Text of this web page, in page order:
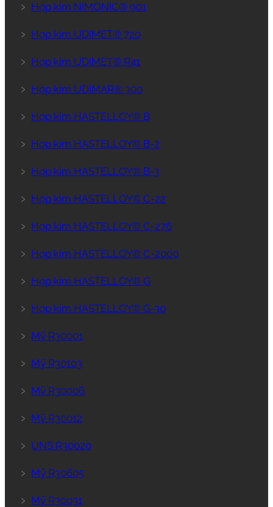
﹥ Hợp kim NIMONIC® 901
﹥ Hợp kim UDIMET® 720
﹥ Hợp kim UDIMET® R41
﹥ Hợp kim UDIMAR® 300
﹥ Hợp kim HASTELLOY® B
﹥ Hợp kim HASTELLOY® B-2
﹥ Hợp kim HASTELLOY® B-3
﹥ Hợp kim HASTELLOY® C-22
﹥ Hợp kim HASTELLOY® C-276
﹥ Hợp kim HASTELLOY® C-2000
﹥ Hợp kim HASTELLOY® G
﹥ Hợp kim HASTELLOY® G-30
﹥ Mỹ R30001
﹥ Mỹ R30103
﹥ Mỹ R30006
﹥ Mỹ R30012
﹥ UNS R30020
﹥ Mỹ R30605
﹥ Mỹ R30031